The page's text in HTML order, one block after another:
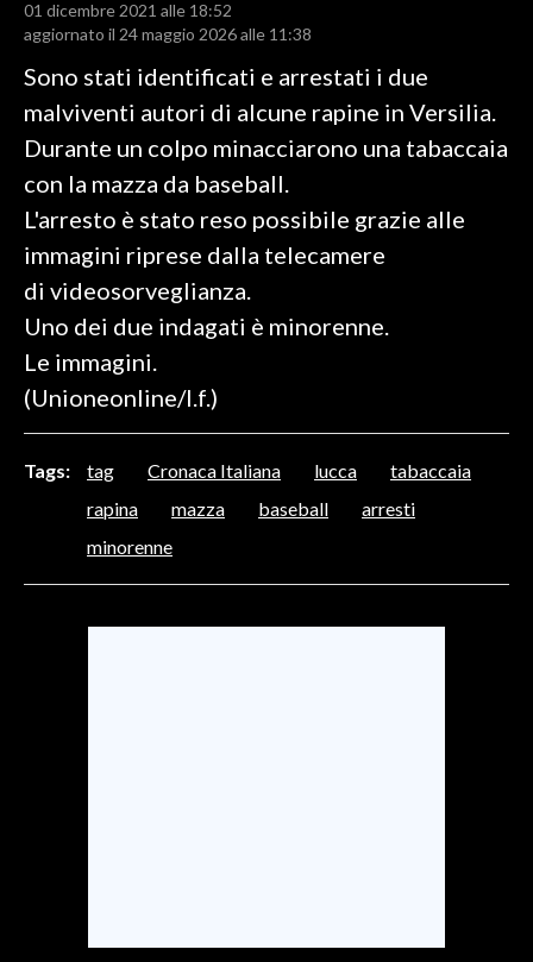
RISULTATI E CLASSIFICHE
CALCIO REGIONALE
BASKET
VOLLEY
MOTORI
TENNIS
ALTRI SPORT
CULTURA
SPETTACOLI
GOSSIP
SARDEGNA TURISMO
ABBONATI
01 dicembre 2021 alle 18:52
aggiornato il 24 maggio 2026 alle 11:38
Sono stati identificati e arrestati i due
malviventi autori di alcune rapine in Versilia.
Durante un colpo minacciarono una tabaccaia
con la mazza da baseball.
L'arresto è stato reso possibile grazie alle
immagini riprese dalla telecamere
di videosorveglianza.
Uno dei due indagati è minorenne.
Le immagini.
(Unioneonline/l.f.)
Tags: tag Cronaca Italiana lucca
tabaccaia
rapina
mazza baseball
arresti
minorenne